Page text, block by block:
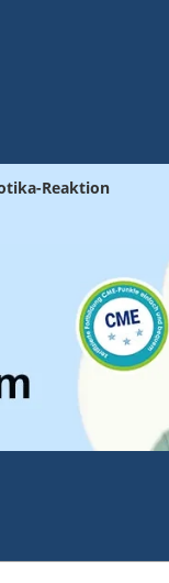
Reaktion